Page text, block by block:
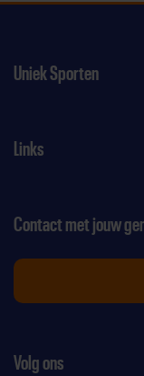
Uniek Sporten
Links
Volg ons
Contact met jouw